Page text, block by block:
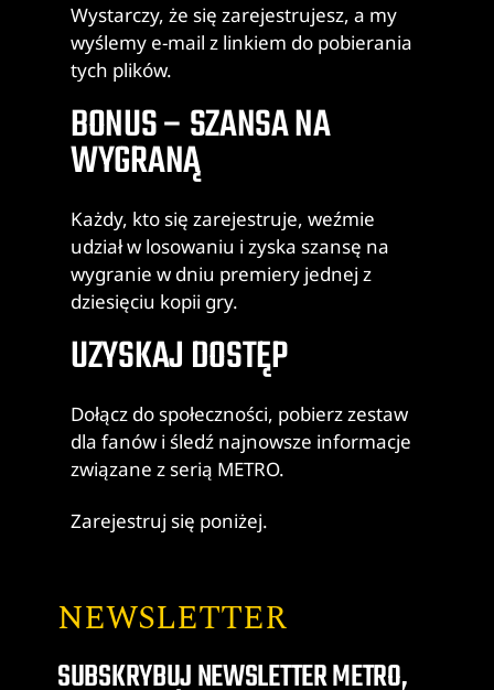
Wystarczy, że się zarejestrujesz, a my
wyślemy e-mail z linkiem do pobierania
tych plików.
BONUS – SZANSA NA
WYGRANĄ
Każdy, kto się zarejestruje, weźmie
udział w losowaniu i zyska szansę na
wygranie w dniu premiery jednej z
dziesięciu kopii gry.
UZYSKAJ DOSTĘP
Dołącz do społeczności, pobierz zestaw
dla fanów i śledź najnowsze informacje
związane z serią METRO.
Zarejestruj się poniżej.
NEWSLETTER
SUBSKRYBUJ NEWSLETTER METRO,